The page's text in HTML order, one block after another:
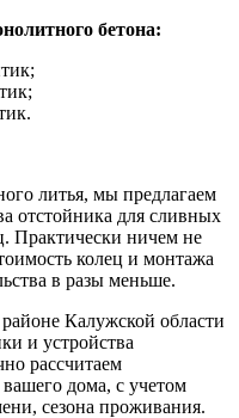
бетона:
литья, мы предлагаем
отстойника для сливных
Практически ничем не
колец и монтажа
в разы меньше.
Калужской области
и устройства
рассчитаем
дома, с учетом
сезона проживания.